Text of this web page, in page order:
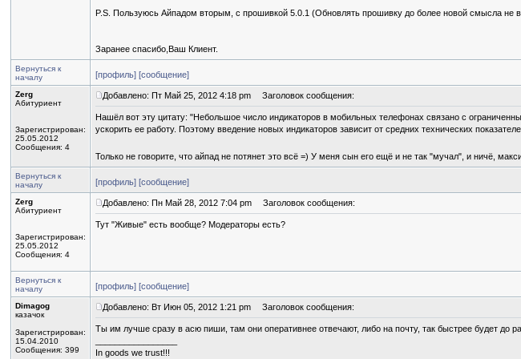
P.S. Пользуюсь Айпадом вторым, с прошивкой 5.0.1 (Обновлять прошивку до более новой смысла не
Заранее спасибо,Ваш Клиент.
Вернуться к
началу
[профиль] [сообщение]
Zerg
Абитуриент
Зарегистрирован:
25.05.2012
Сообщения: 4
Добавлено: Пт Май 25, 2012 4:18 pm Заголовок сообщения:
Нашёл вот эту цитату: "Небольшое число индикаторов в мобильных телефонах связано с
ускорить ее работу. Поэтому введение новых индикаторов зависит от средних технических
Только не говорите, что айпад не потянет это всё =) У меня сын его ещё и не так "мучал", и ничё,
Вернуться к
началу
[профиль] [сообщение]
Zerg
Абитуриент
Зарегистрирован:
25.05.2012
Сообщения: 4
Добавлено: Пн Май 28, 2012 7:04 pm Заголовок сообщения:
Тут "Живые" есть вообще? Модераторы есть?
Вернуться к
началу
[профиль] [сообщение]
Dimagog
казачок
Зарегистрирован:
15.04.2010
Сообщения: 399
Добавлено: Вт Июн 05, 2012 1:21 pm Заголовок сообщения:
Ты им лучше сразу в асю пиши, там они оперативнее отвечают, либо на почту, так быстрее будет до
In goods we trust!!!